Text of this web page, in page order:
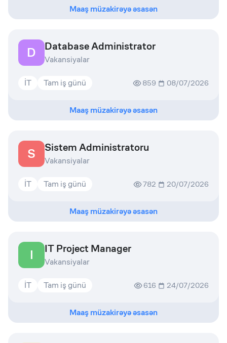
Maaş müzakirəyə əsasən
D Database Administrator
Vakansiyalar
İT Tam iş günü 859 08/07/2026
Maaş müzakirəyə əsasən
S Sistem Administratoru
Vakansiyalar
İT Tam iş günü 782 20/07/2026
Maaş müzakirəyə əsasən
I IT Project Manager
Vakansiyalar
İT Tam iş günü 616 24/07/2026
Maaş müzakirəyə əsasən